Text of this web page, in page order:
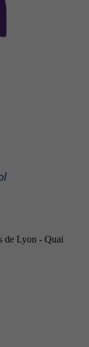
de Lyon - Quai